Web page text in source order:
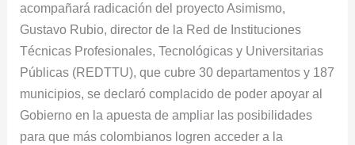
acompañ​​ará radicación del proyecto Asimismo,
Gustavo Rubio, director de la Red de Instituciones
Técnicas Profesionales, Tecnológicas y Universitarias
Públicas (REDTTU), que cubre 30 departamentos y 187
municipios, se declaró complacido de poder apoyar al
Gobierno en la apuesta de ampliar las posibilidades
para que más colombianos logren acceder a la